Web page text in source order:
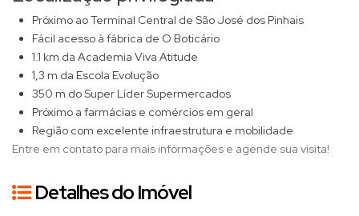
Próximo ao Terminal Central de São José dos Pinhais
Fácil acesso à fábrica de O Boticário
1.1 km da Academia Viva Atitude
1,3 m da Escola Evolução
350 m do Super Líder Supermercados
Próximo a farmácias e comércios em geral
Região com excelente infraestrutura e mobilidade
Entre em contato para mais informações e agende sua visita!
Detalhes do Imóvel